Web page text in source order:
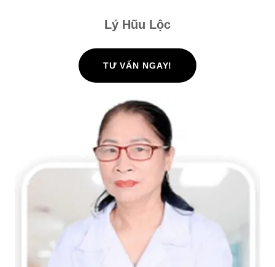
Lý Hũu Lộc
TƯ VẤN NGAY!